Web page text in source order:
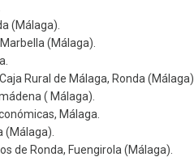
(Málaga).
(Málaga).
Rural de Málaga, Ronda (Málaga).
( Málaga).
Málaga.
(Málaga).
de Ronda, Fuengirola (Málaga).